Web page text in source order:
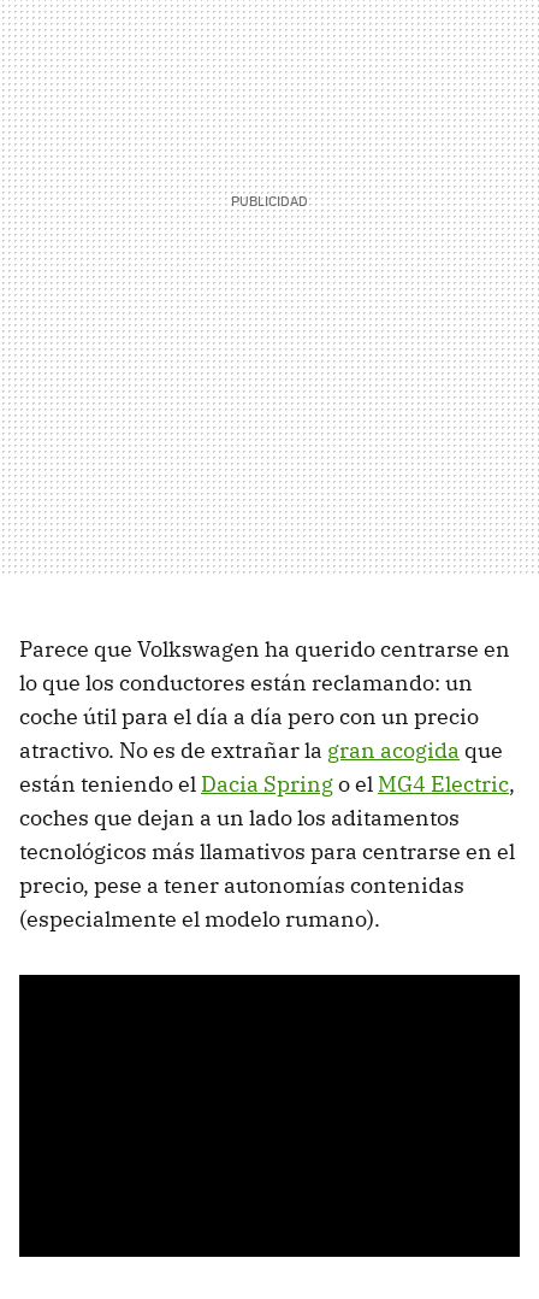
Parece que Volkswagen ha querido centrarse en
lo que los conductores están reclamando: un
coche útil para el día a día pero con un precio
atractivo. No es de extrañar la gran acogida que
están teniendo el Dacia Springo el MG4 Electric,
coches que dejan a un lado los aditamentos
tecnológicos más llamativos para centrarse en el
precio, pese a tener autonomías contenidas
(especialmente el modelo rumano).